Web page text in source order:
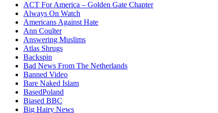
ACT For America – Golden Gate Chapter
Always On Watch
Americans Against Hate
Ann Coulter
Answering Muslims
Atlas Shrugs
Backspin
Bad News From The Netherlands
Banned Video
Bare Naked Islam
BasedPoland
Biased BBC
Big Hairy News